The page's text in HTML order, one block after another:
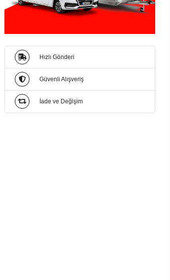
Hızlı Gönderi
Güvenli Alışveriş
İade ve Değişim